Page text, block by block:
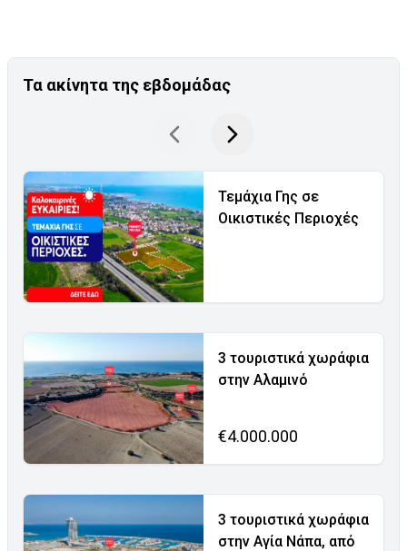
Τα ακίνητα της εβδομάδας
Τεμάχια Γης σε
Οικιστικές Περιοχές
3 τουριστικά χωράφια
στην Αλαμινό
€4.000.000
3 τουριστικά χωράφια
στην Αγία Νάπα, από